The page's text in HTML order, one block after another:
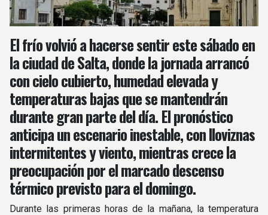
El frío volvió a hacerse sentir este sábado en
la ciudad de Salta, donde la jornada arrancó
con cielo cubierto, humedad elevada y
temperaturas bajas que se mantendrán
durante gran parte del día. El pronóstico
anticipa un escenario inestable, con lloviznas
intermitentes y viento, mientras crece la
preocupación por el marcado descenso
térmico previsto para el domingo.
Durante las primeras horas de la mañana, la temperatura